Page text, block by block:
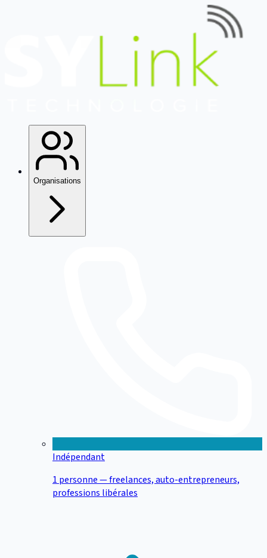
Organisations
Indépendant
1 personne — freelances, auto-entrepreneurs,
professions libérales